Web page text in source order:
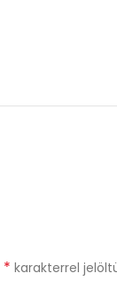
* karakterrel